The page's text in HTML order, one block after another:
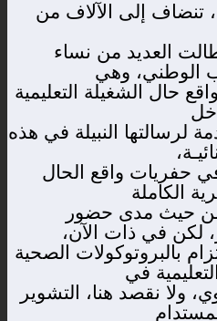
تنضاف إلى الآلاف من
العديد من نساء
الوطني، وهي
حال الشغيلة التعليمية
لرسالتها النبيلة في هذه
حفريات واقع الحال
الكاملة
من حيث مدى حضور
لكن في ذات الآن،
بالبروتوكولات الصحية
في
ولا نقصد هنا، التشوير